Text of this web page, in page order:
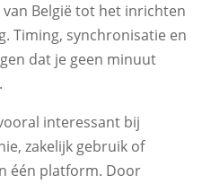
België tot het inrichten
Timing, synchronisatie en
dat je geen minuut
interessant bij
zakelijk gebruik of
één platform. Door